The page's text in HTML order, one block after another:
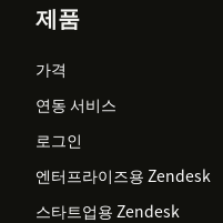
제품
가격
연동 서비스
로그인
엔터프라이즈용 Zendesk
스타트업용 Zendesk